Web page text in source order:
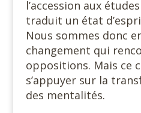
l’accession aux
traduit un état
Nous sommes donc
changement qui
oppositions. Mais ce
s’appuyer sur la
des mentalités.